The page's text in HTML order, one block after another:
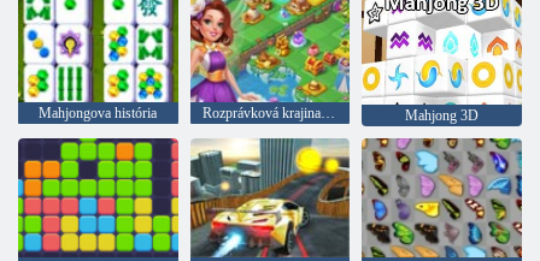
Mahjongova história Rozprávková krajina: Sútok a mágia Mahjong 3D